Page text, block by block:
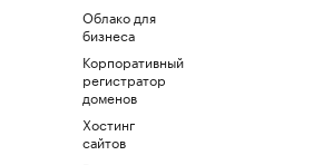
Облако для
бизнеса
Корпоративный
регистратор
доменов
Хостинг
сайтов